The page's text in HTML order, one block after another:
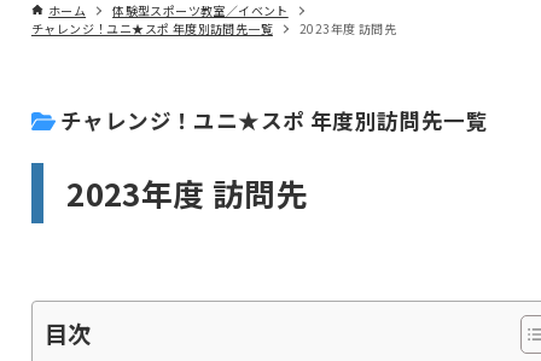
ホーム
体験型スポーツ教室／イベント
チャレンジ！ユニ★スポ 年度別訪問先一覧
2023年度 訪問先
チャレンジ！ユニ★スポ 年度別訪問先一覧
2023年度 訪問先
目次